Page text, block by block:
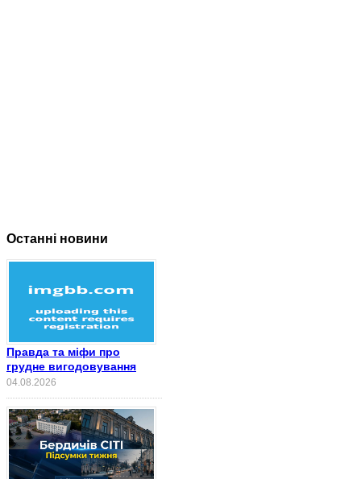
Останні новини
Правда та міфи про
грудне вигодовування
04.08.2026